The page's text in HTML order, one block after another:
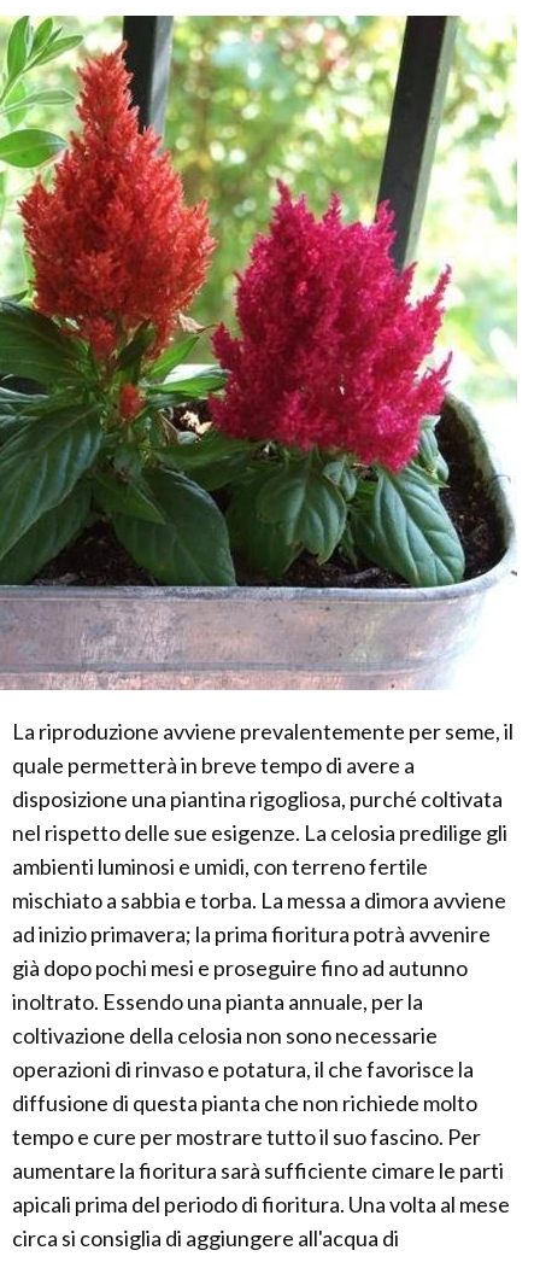
La riproduzione avviene prevalentemente per seme, il
quale permetterà in breve tempo di avere a
disposizione una piantina rigogliosa, purché coltivata
nel rispetto delle sue esigenze. La celosia predilige gli
ambienti luminosi e umidi, con terreno fertile
mischiato a sabbia e torba. La messa a dimora avviene
ad inizio primavera; la prima fioritura potrà avvenire
già dopo pochi mesi e proseguire fino ad autunno
inoltrato. Essendo una pianta annuale, per la
coltivazione della celosia non sono necessarie
operazioni di rinvaso e potatura, il che favorisce la
diffusione di questa pianta che non richiede molto
tempo e cure per mostrare tutto il suo fascino. Per
aumentare la fioritura sarà sufficiente cimare le parti
apicali prima del periodo di fioritura. Una volta al mese
circa si consiglia di aggiungere all'acqua di